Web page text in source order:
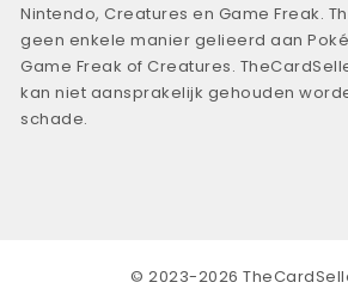
Nintendo, Creatures en Game Freak.
geen enkele manier gelieerd aan
Game Freak of Creatures.
kan niet aansprakelijk gehouden
schade.
© 2023-2026